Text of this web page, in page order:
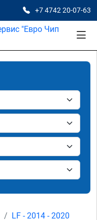
+7 4742 20-07-63
LF - 2014 - 2020